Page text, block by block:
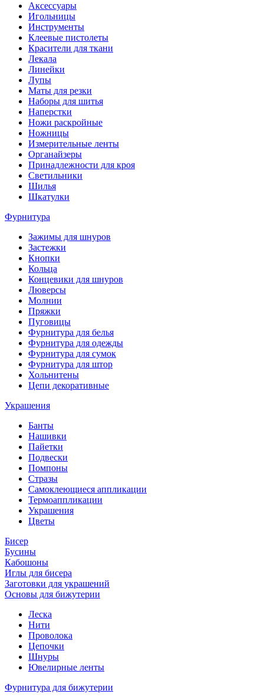
Аксессуары
Игольницы
Инструменты
Клеевые пистолеты
Красители для ткани
Лекала
Линейки
Лупы
Маты для резки
Наборы для шитья
Наперстки
Ножи раскройные
Ножницы
Измерительные ленты
Органайзеры
Принадлежности для кроя
Светильники
Шилья
Шкатулки
Фурнитура
Зажимы для шнуров
Застежки
Кнопки
Кольца
Концевики для шнуров
Люверсы
Молнии
Пряжки
Пуговицы
Фурнитура для белья
Фурнитура для одежды
Фурнитура для сумок
Фурнитура для штор
Хольнитены
Цепи декоративные
Украшения
Банты
Нашивки
Пайетки
Подвески
Помпоны
Стразы
Самоклеющиеся аппликации
Термоаппликации
Украшения
Цветы
Бисер
Бусины
Кабошоны
Иглы для бисера
Заготовки для украшений
Основы для бижутерии
Леска
Нити
Проволока
Цепочки
Шнуры
Ювелирные ленты
Фурнитура для бижутерии